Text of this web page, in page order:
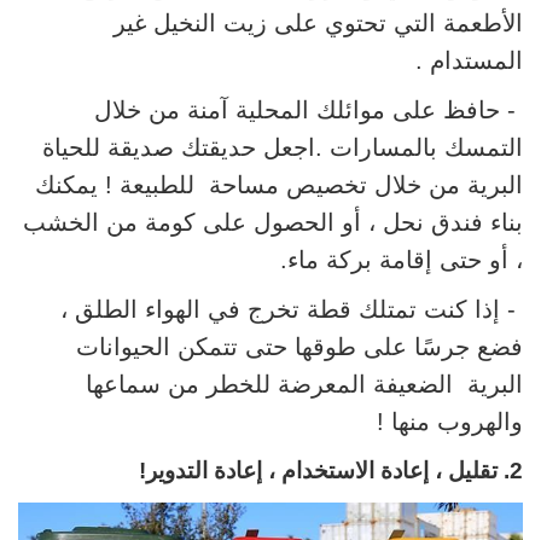
الأطعمة التي تحتوي على زيت النخيل غير
المستدام .
- حافظ على موائلك المحلية آمنة من خلال
التمسك بالمسارات .اجعل حديقتك صديقة للحياة
البرية من خلال تخصيص مساحة للطبيعة ! يمكنك
بناء فندق نحل ، أو الحصول على كومة من الخشب
، أو حتى
إقامة بركة ماء.
- إذا كنت تمتلك قطة تخرج في الهواء الطلق ،
فضع جرسًا على طوقها حتى تتمكن الحيوانات
البرية الضعيفة المعرضة للخطر من سماعها
والهروب منها !
2. تقليل ، إعادة الاستخدام ، إعادة التدوير!